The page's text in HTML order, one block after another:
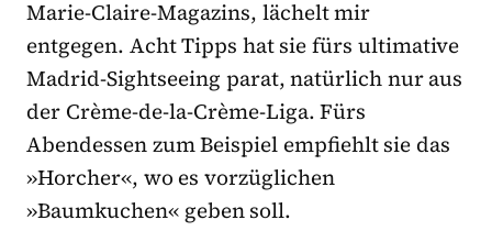
Marie-Claire-Magazins, lächelt mir
entgegen. Acht Tipps hat sie fürs ultimative
Madrid-Sightseeing parat, natürlich nur aus
der Crème-de-la-Crème-Liga. Fürs
Abendessen zum Beispiel empfiehlt sie das
»Horcher«, wo es vorzüglichen
»Baumkuchen« geben soll.